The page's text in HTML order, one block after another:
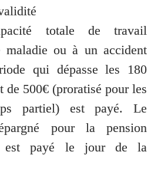
totale de travail
maladie ou à un accident
qui dépasse les 180
de 500€ (proratisé pour les
partiel) est payé. Le
pour la pension
est payé le jour de la